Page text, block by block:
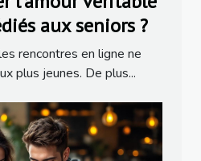
aux seniors ?
rencontres en ligne ne
plus jeunes. De plus...